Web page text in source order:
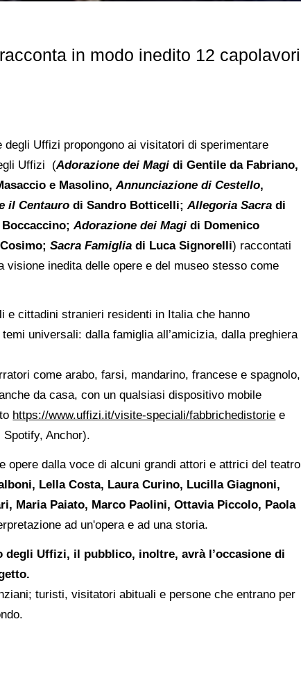
in modo inedito 12 capolavori
Uffizi propongono ai visitatori di sperimentare
Uffizi (Adorazione dei Magi di Gentile da Fabriano,
e Masolino,Annunciazione di Cestello,
il Centauro di Sandro Botticelli;Allegoria Sacra di
Adorazione dei Magi di Domenico
Cosimo;Sacra Famiglia di Luca Signorelli) raccontati
visione inedita delle opere e del museo stesso come
e cittadini stranieri residenti in Italia che hanno
universali: dalla famiglia all’amicizia, dalla preghiera
come arabo, farsi, mandarino, francese e spagnolo,
da casa, con un qualsiasi dispositivo mobile
https://www.uffizi.it/visite-speciali/fabbrichedistorie e
Anchor).
dalla voce di alcuni grandi attori e attrici del teatro
Lella Costa, Laura Curino, Lucilla Giagnoni,
Maria Paiato, Marco Paolini, Ottavia Piccolo, Paola
ad un'opera e ad una storia.
degli Uffizi, il pubblico, inoltre, avrà l’occasione di
turisti, visitatori abituali e persone che entrano per